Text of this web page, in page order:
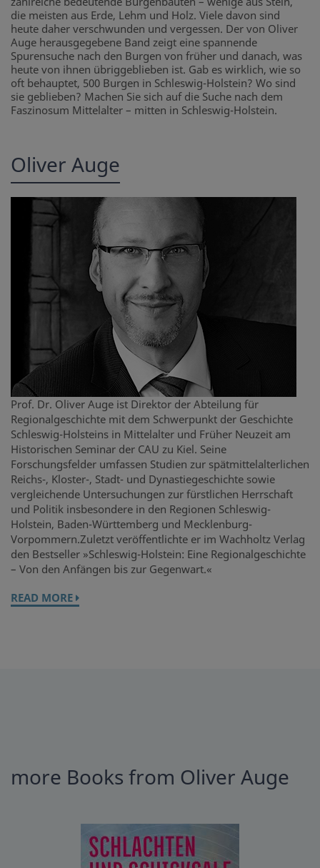
die meisten aus Erde, Lehm und Holz. Viele davon sind
heute daher verschwunden und vergessen. Der von Oliver
Auge herausgegebene Band zeigt eine spannende
Spurensuche nach den Burgen von früher und danach, was
heute von ihnen übriggeblieben ist. Gab es wirklich, wie so
oft behauptet, 500 Burgen in Schleswig-Holstein? Wo sind
sie geblieben? Machen Sie sich auf die Suche nach dem
Faszinosum Mittelalter – mitten in Schleswig-Holstein.
Oliver Auge
Prof. Dr. Oliver Auge ist Direktor der Abteilung für
Regionalgeschichte mit dem Schwerpunkt der Geschichte
Schleswig-Holsteins in Mittelalter und Früher Neuzeit am
Historischen Seminar der CAU zu Kiel. Seine
Forschungsfelder umfassen Studien zur spätmittelalterlichen
Reichs-, Kloster-, Stadt- und Dynastiegeschichte sowie
vergleichende Untersuchungen zur fürstlichen Herrschaft
und Politik insbesondere in den Regionen Schleswig-
Holstein, Baden-Württemberg und Mecklenburg-
Vorpommern.Zuletzt veröffentlichte er im Wachholtz Verlag
den Bestseller »Schleswig-Holstein: Eine Regionalgeschichte
– Von den Anfängen bis zur Gegenwart.«
READ MORE
more Books from Oliver Auge